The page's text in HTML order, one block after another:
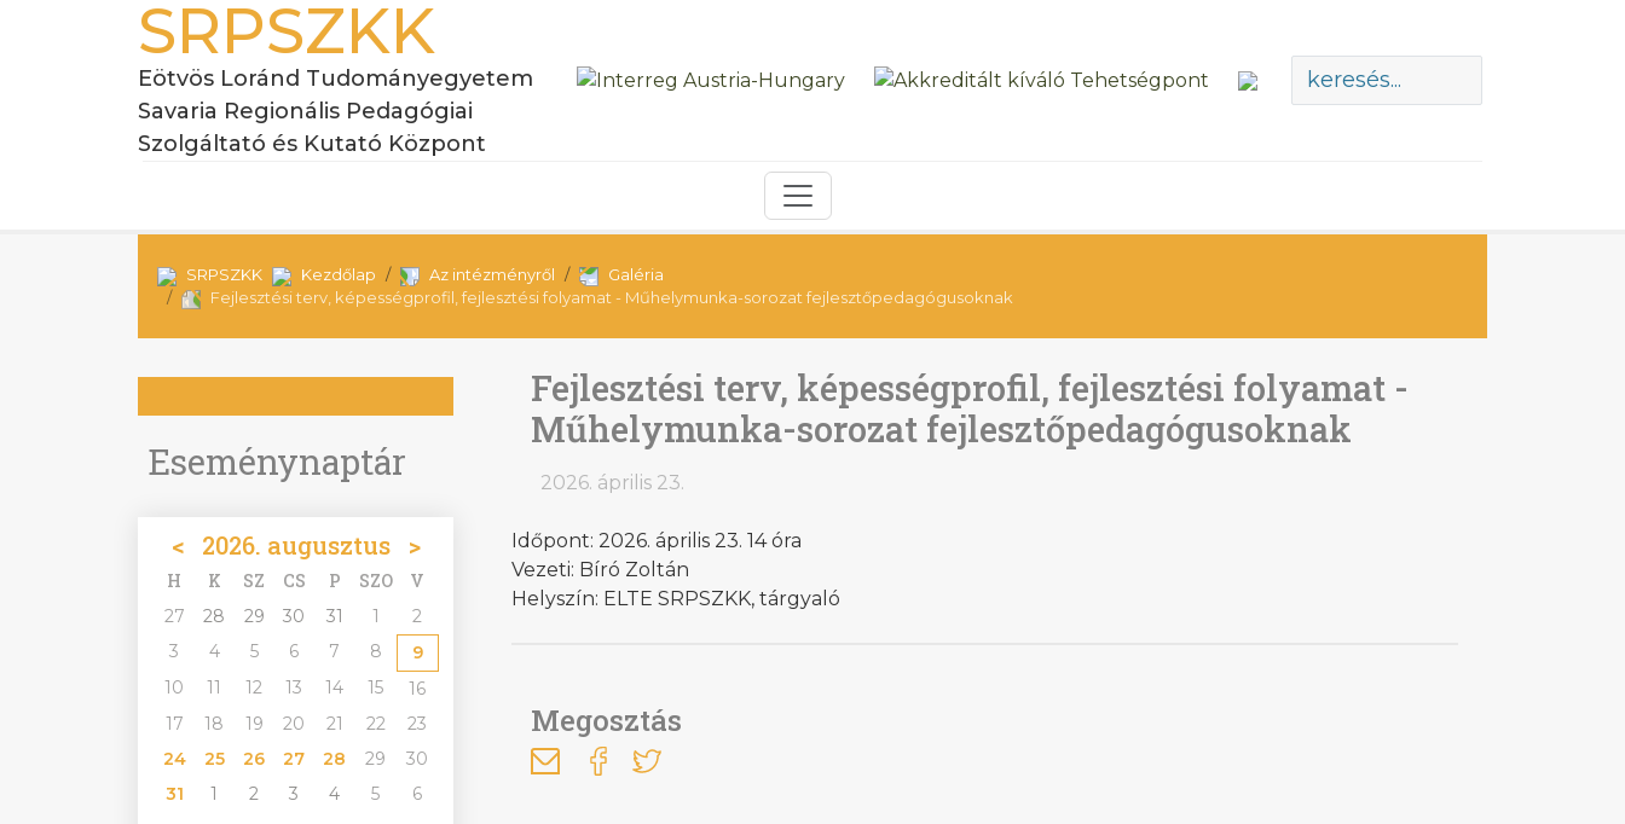
SRPSZKK
Eötvös Loránd Tudományegyetem
Savaria Regionális Pedagógiai
Szolgáltató és Kutató Központ
SRPSZKK Kezdőlap Az intézményről
Galéria
Fejlesztési terv, képességprofil, fejlesztési folyamat - Műhelymunka-sorozat fejlesztőpedagógusoknak
Eseménynaptár
< 2026. augusztus >
H K SZ CS P SZO V
27 28 29 30 31 1
2
3
4 5 6 7 8
9
10
11 12 13 14 15
16
17
18 19 20 21 22
23
24
25 26 27 28 29
30
31
1 2 3 4 5 6
Fejlesztési terv, képességprofil, fejlesztési folyamat -
Műhelymunka-sorozat fejlesztőpedagógusoknak
2026. április 23.
Időpont: 2026. április 23. 14 óra
Vezeti: Bíró Zoltán
Helyszín: ELTE SRPSZKK, tárgyaló
Megosztás